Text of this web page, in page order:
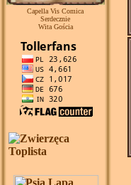
Capella Vis Comica
Serdecznie
Wita Gościa